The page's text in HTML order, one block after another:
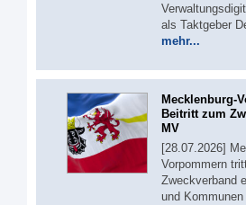
als Taktgeber
mehr...
Mecklenburg-
Beitritt zum
MV
[28.07.2026]
Vorpommern
Zweckverband
und